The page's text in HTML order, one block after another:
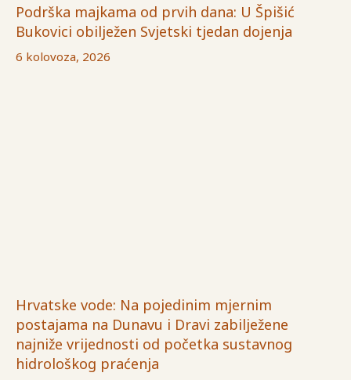
Podrška majkama od prvih dana: U Špišić
Bukovici obilježen Svjetski tjedan dojenja
6 kolovoza, 2026
Hrvatske vode: Na pojedinim mjernim
postajama na Dunavu i Dravi zabilježene
najniže vrijednosti od početka sustavnog
hidrološkog praćenja